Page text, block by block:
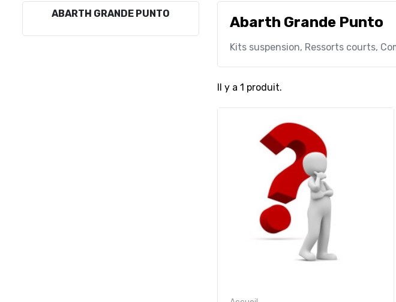
ABARTH GRANDE PUNTO
Abarth Grande Punto
Kits suspension, Ressorts courts,
Il y a 1 produit.